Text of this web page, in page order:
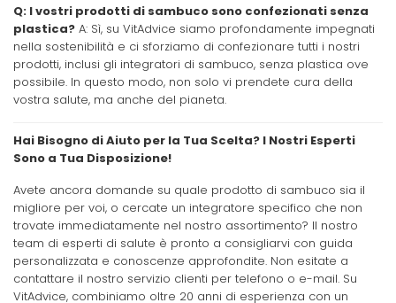
Q: I vostri prodotti di sambuco sono confezionati senza
plastica? A: Sì, su VitAdvice siamo profondamente impegnati
nella sostenibilità e ci sforziamo di confezionare tutti i nostri
prodotti, inclusi gli integratori di sambuco, senza plastica ove
possibile. In questo modo, non solo vi prendete cura della
vostra salute, ma anche del pianeta.
Hai Bisogno di Aiuto per la Tua Scelta? I Nostri Esperti
Sono a Tua Disposizione!
Avete ancora domande su quale prodotto di sambuco sia il
migliore per voi, o cercate un integratore specifico che non
trovate immediatamente nel nostro assortimento? Il nostro
team di esperti di salute è pronto a consigliarvi con guida
personalizzata e conoscenze approfondite. Non esitate a
contattare il nostro servizio clienti per telefono o e-mail. Su
VitAdvice, combiniamo oltre 20 anni di esperienza con un